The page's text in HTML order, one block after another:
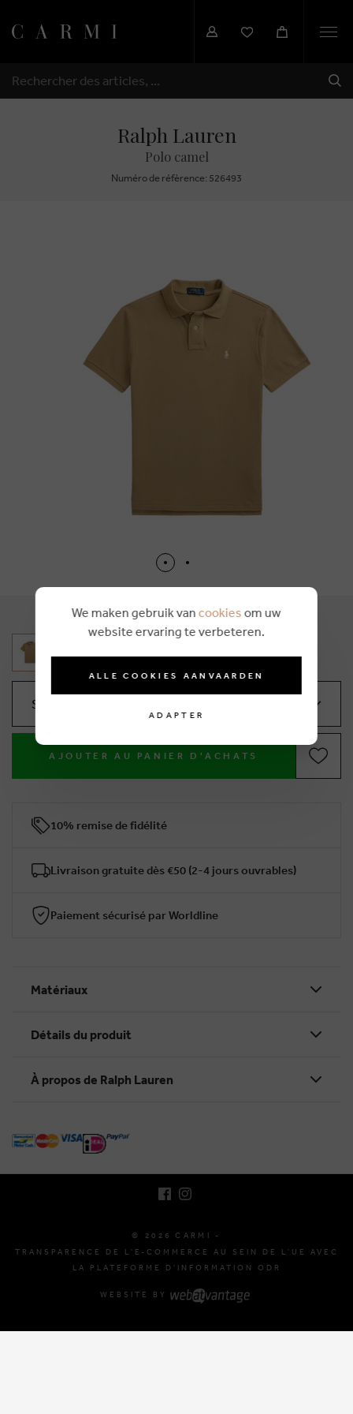
RECHERCHER
Ralph Lauren
Polo camel
Numéro de réfèrence: 526493
Sélectionnez votre taille
AJOUTER AU PANIER D'ACHATS
10% remise de fidélité
Livraison gratuite dès €50 (2-4 jours ouvrables)
Paiement sécurisé par Worldline
Matériaux
Détails du produit
À propos de Ralph Lauren
© 2026 CARMI -
TRANSPARENCE DE L'E-COMMERCE AU SEIN DE L'UE AVEC
LA PLATEFORME D'INFORMATION ODR
WEBSITE BY
We maken gebruik van cookies om uw
website ervaring te verbeteren.
ALLE COOKIES AANVAARDEN
ADAPTER